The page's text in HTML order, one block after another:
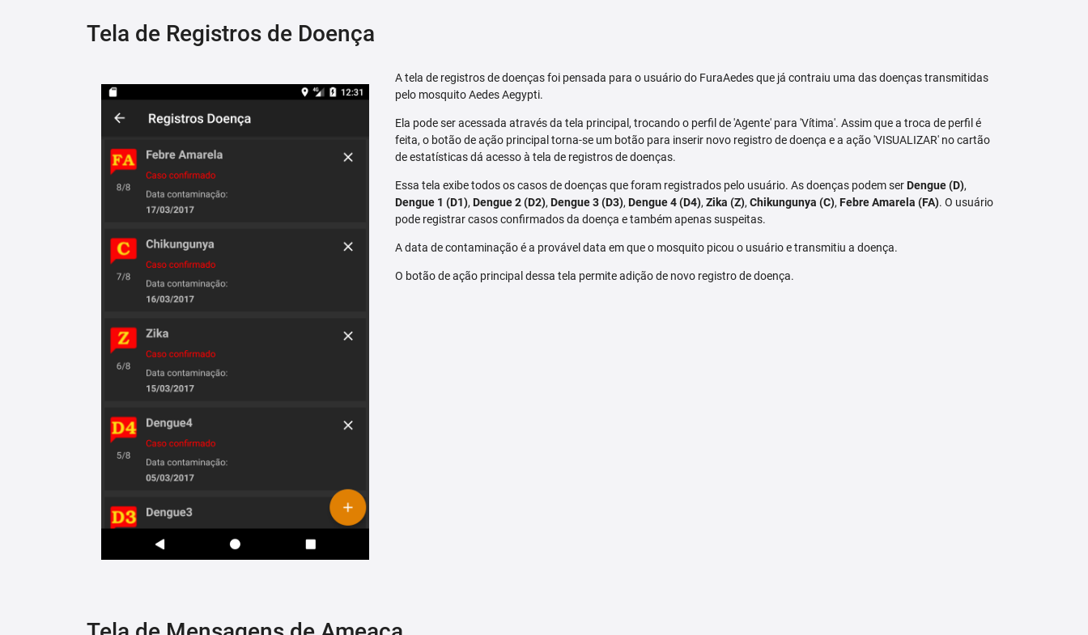
Tela de Registros de Doença
A tela de registros de doenças foi pensada para o usuário do FuraAedes que já contraiu uma das doenças transmitidas
pelo mosquito Aedes Aegypti.
Ela pode ser acessada através da tela principal, trocando o perfil de 'Agente' para 'Vítima'. Assim que a troca de perfil é
feita, o botão de ação principal torna-se um botão para inserir novo registro de doença e a ação 'VISUALIZAR' no cartão
de estatísticas dá acesso à tela de registros de doenças.
Essa tela exibe todos os casos de doenças que foram registrados pelo usuário. As doenças podem serDengue (D),
Dengue 1 (D1),Dengue 2 (D2),Dengue 3 (D3),Dengue 4 (D4),Zika (Z),Chikungunya (C),Febre Amarela (FA). O usuário
pode registrar casos confirmados da doença e também apenas suspeitas.
A data de contaminação é a provável data em que o mosquito picou o usuário e transmitiu a doença.
O botão de ação principal dessa tela permite adição de novo registro de doença.